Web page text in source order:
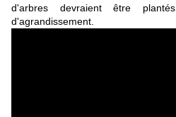
d'arbres devraient être
d'agrandissement.